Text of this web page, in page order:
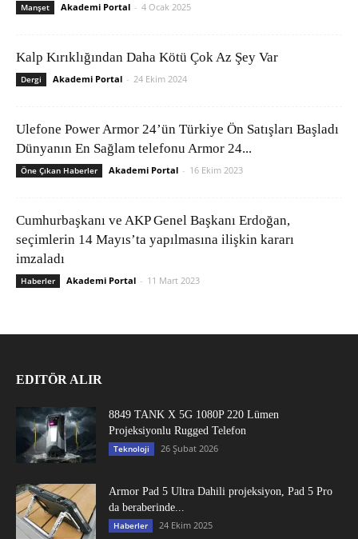
Manşet Akademi Portal - 4 Ocak 2025
Kalp Kırıklığından Daha Kötü Çok Az Şey Var
Dergi Akademi Portal - 24 Ekim 2024
Ulefone Power Armor 24’ün Türkiye Ön Satışları Başladı
Dünyanın En Sağlam telefonu Armor 24...
Öne Çıkan Haberler Akademi Portal - 16 Ekim 2023
Cumhurbaşkanı ve AKP Genel Başkanı Erdoğan,
seçimlerin 14 Mayıs’ta yapılmasına ilişkin kararı
imzaladı
Haberler Akademi Portal - 11 Mart 2023
EDITÖR ALIR
8849 TANK X 5G 1080P 220 Lümen
Projeksiyonlu Rugged Telefon
Teknoloji 26 Şubat 2026
Armor Pad 5 Ultra Dahili projeksiyon, Pad 5 Pro
da beraberinde...
Haberler 24 Ekim 2025